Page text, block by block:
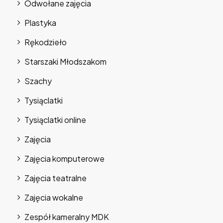
Odwołane zajęcia
Plastyka
Rękodzieło
Starszaki Młodszakom
Szachy
Tysiąclatki
Tysiąclatki online
Zajęcia
Zajęcia komputerowe
Zajęcia teatralne
Zajęcia wokalne
Zespół kameralny MDK